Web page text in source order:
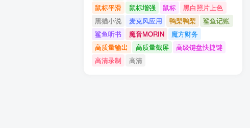
鼠标平滑
鼠标增强 鼠标
黑白照片上色
黑猫小说
麦克风应用 鸭梨鸭梨
鲨鱼记账
鲨鱼听书
魔音MORIN
魔方财务
高质量输出
高质量截屏
高级键盘快捷键
高清录制
高清